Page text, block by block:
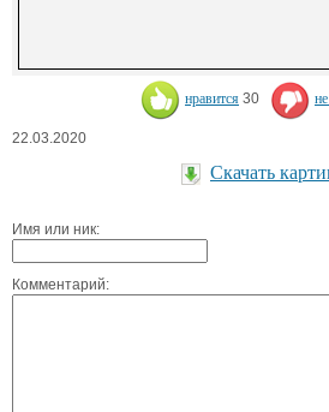
нравится 30
22.03.2020
Скачать
Имя или ник:
Комментарий: